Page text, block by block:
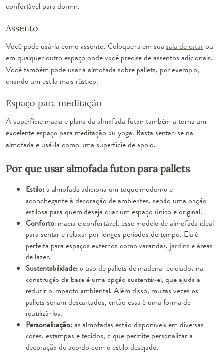
confortável para dormir.
Assento
Você pode usá-la como assento. Coloque-a em sua sala de estarou
em qualquer outro espaço onde você precise de assentos adicionais.
Você também pode usar a almofada sobre pallets, por exemplo,
criando um estilo mais rústico.
Espaço para meditação
A superfície macia e plana da almofada futon também a torna um
excelente espaço para meditação ou yoga. Basta sentar-se na
almofada e usá-la como uma superfície de apoio.
Por que usar almofada futon para pallets
Estilo:a almofada adiciona um toque moderno e
aconchegante à decoração de ambientes, sendo uma opção
estilosa para quem deseja criar um espaço único e original.
Conforto: macia e confortável, esse modelo de almofada ideal
para sentar e relaxar por longos períodos de tempo. Ela é
perfeita para espaços externos como varandas, jardins e áreas
de lazer.
Sustentabilidade:o uso de pallets de madeira reciclados na
construção da base é uma opção sustentável, que ajuda a
reduzir o impacto ambiental. Além disso, muitas vezes os
pallets seriam descartados, então essa é uma forma de
reutilizá-los.
Personalização:as almofadas estão disponíveis em diversas
cores, estampas e tecidos, o que permite personalizar a
decoração de acordo com o estilo desejado.